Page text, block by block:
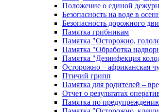
Положение о единой
Безопасность на воде в
Безопасность дорожного
Памятка грибникам
Памятка "Осторожно,
Памятка "Обработка
Памятка "Дезинфекция
Осторожно – африканская
Птичий грипп
Памятка для родителей –
Отчет о результатах
Памятка по